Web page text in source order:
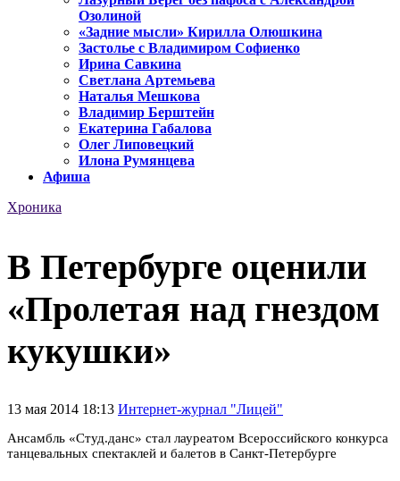
Озолиной
«Задние мысли» Кирилла Олюшкина
Застолье с Владимиром Софиенко
Ирина Савкина
Светлана Артемьева
Наталья Мешкова
Владимир Берштейн
Екатерина Габалова
Олег Липовецкий
Илона Румянцева
Афиша
Хроника
В Петербурге оценили
«Пролетая над гнездом
кукушки»
13 мая 2014 18:13 Интернет-журнал "Лицей"
Ансамбль «Студ.данс» стал лауреатом Всероссийского конкурса
танцевальных спектаклей и балетов в Санкт-Петербурге